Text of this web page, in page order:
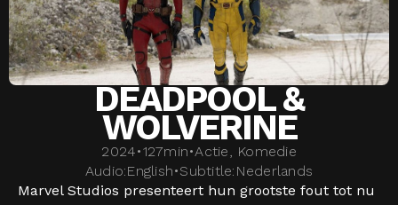
DEADPOOL &
WOLVERINE
2024•127min•Actie, Komedie
Audio:English•Subtitle: Nederlands
Marvel Studios presenteert hun grootste fout tot nu